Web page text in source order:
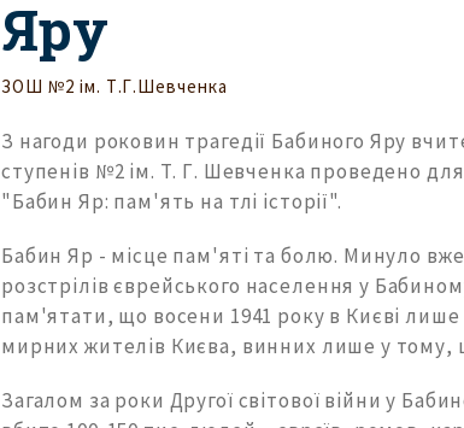
Яру
ЗОШ №2 ім. Т.Г.Шевченка
З нагоди роковин трагедії Бабиного Яру
ступенів №2 ім. Т. Г. Шевченка проведено
"Бабин Яр: пам'ять на тлі історії".
Бабин Яр - місце пам'яті та болю. Минуло
розстрілів єврейського населення у
пам'ятати, що восени 1941 року в Києві лише
мирних жителів Києва, винних лише у тому,
Загалом за роки Другої світової війни у